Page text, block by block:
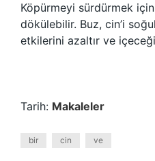
Köpürmeyi sürdürmek
dökülebilir. Buz, cin’i
etkilerini azaltır ve
Tarih: Makaleler
bir cin ve